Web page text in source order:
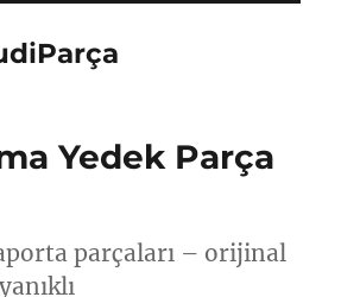
Yedek Parça
parçaları – orijinal